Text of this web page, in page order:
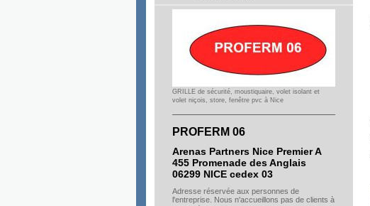
GRILLE de sécurité, moustiquaire, volet isolant et
volet niçois, store, fenêtre pvc à Nice
PROFERM 06
Arenas Partners Nice Premier A
455 Promenade des Anglais
06299 NICE cedex 03
Adresse réservée aux personnes de
l'entreprise. Nous n'accueillons pas de clients à